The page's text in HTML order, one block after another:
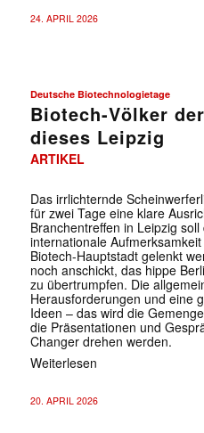
24. APRIL 2026
Deutsche Biotechnologietage
Biotech-Völker
dieses Leipzig
ARTIKEL
Das irrlichternde
für zwei Tage eine klare
Branchentreffen in Leipzig
internationale
Biotech-Hauptstadt gelenkt
noch anschickt, das hippe
zu übertrumpfen. Die
Herausforderungen und eine
Ideen – das wird die
die Präsentationen und
Changer drehen werden.
Weiterlesen
20. APRIL 2026